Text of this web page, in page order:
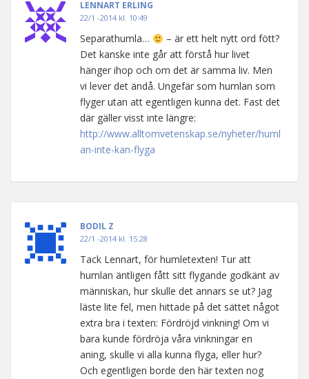
LENNART ERLING
22/1 -2014 kl. 10:49
Separathumla…
– är ett helt nytt ord fött?
Det kanske inte går att förstå hur livet
hänger ihop och om det är samma liv. Men
vi lever det ändå. Ungefär som humlan som
flyger utan att egentligen kunna det. Fast det
där gäller visst inte längre:
http://www.alltomvetenskap.se/nyheter/huml
an-inte-kan-flyga
BODIL Z
22/1 -2014 kl. 15:28
Tack Lennart, för humletexten! Tur att
humlan äntligen fått sitt flygande godkänt av
människan, hur skulle det annars se ut? Jag
läste lite fel, men hittade på det sättet något
extra bra i texten: Fördröjd vinkning! Om vi
bara kunde fördröja våra vinkningar en
aning, skulle vi alla kunna flyga, eller hur?
Och egentligen borde den här texten nog